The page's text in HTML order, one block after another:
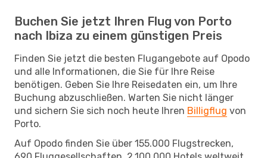
Buchen Sie jetzt Ihren Flug von Porto
nach Ibiza zu einem günstigen Preis
Finden Sie jetzt die besten Flugangebote auf Opodo
und alle Informationen, die Sie für Ihre Reise
benötigen. Geben Sie Ihre Reisedaten ein, um Ihre
Buchung abzuschließen. Warten Sie nicht länger
und sichern Sie sich noch heute Ihren Billigflug von
Porto.
Auf Opodo finden Sie über 155.000 Flugstrecken,